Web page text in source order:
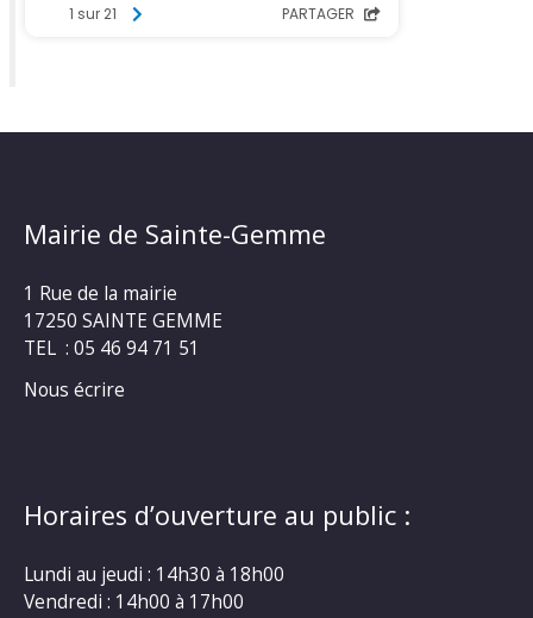
Mairie de Sainte-Gemme
1 Rue de la mairie
17250 SAINTE GEMME
TEL : 05 46 94 71 51
Nous écrire
Horaires d’ouverture au public :
Lundi au jeudi : 14h30 à 18h00
Vendredi : 14h00 à 17h00